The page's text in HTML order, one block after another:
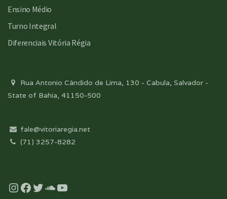
Ensino Médio
Turno Integral
Diferenciais Vitória Régia
Rua Antonio Cândido de Lima, 130 - Cabula, Salvador -
State of Bahia, 41150-500
fale@vitoriaregia.net
(71) 3257-8282
Instagram
Facebook
Twitter
Soundcloud
YouTube